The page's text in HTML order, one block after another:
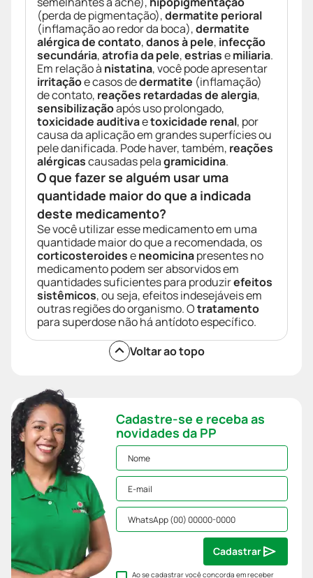
(perda de pigmentação),dermatite perioral
(inflamação ao redor da boca),dermatite
alérgica de contato,danos à pele, infecção
secundária,atrofia da pele,estriasemiliaria.
Em relação à nistatina, você pode apresentar
irritaçãoe casos dedermatite (inflamação)
de contato, reações retardadas de alergia,
sensibilizaçãoapós uso prolongado,
toxicidade auditivaetoxicidade renal, por
causa da aplicação em grandes superfícies ou
pele danificada. Pode haver, também, reações
alérgicascausadas pelagramicidina.
O que fazer se alguém usar uma
quantidade maior do que a indicada
deste medicamento?
Se você utilizar esse medicamento em uma
quantidade maior do que a recomendada, os
corticosteroideseneomicinapresentes no
medicamento podem ser absorvidos em
quantidades suficientes para produzirefeitos
sistêmicos, ou seja, efeitos indesejáveis em
outras regiões do organismo. Otratamento
para superdose não há antídoto específico.
Voltar ao topo
Cadastre-se e receba as
novidades da PP
Ao se cadastrar você concorda em receber
Cadastrar